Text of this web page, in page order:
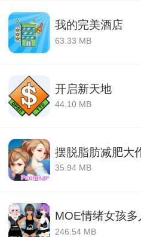
我的完美酒店
63.33 MB
开启新天地
44.10 MB
摆脱脂肪减肥大
35.94 MB
MOE情绪女孩多
246.54 MB